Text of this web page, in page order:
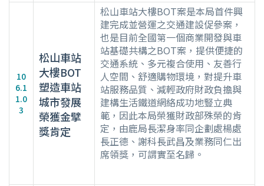
10
6.1
1.0
3
松山車站
大樓BOT
塑造車站
城市發展
榮獲金擘
獎肯定
松山車站大樓BOT案是本局首件興
建完成並營運之交通建設促參案，
也是目前全國第一個商業開發與車
站基礎共構之BOT案，提供便捷的
交通系統、多元複合使用、友善行
人空間、舒適購物環境，對提升車
站服務品質、減輕政府財政負擔與
建構生活鐵道網絡成功地豎立典
範，因此本局榮獲財政部殊榮的肯
定，由鹿局長潔身率同企劃處楊處
長正德、謝科長武昌及業務同仁出
席領獎，可謂實至名歸。